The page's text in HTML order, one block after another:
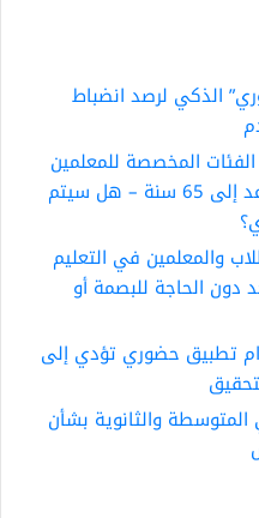
الذكي لرصد انضباط
المخصصة للمعلمين
والمعلمات لتمديد سن التقاعد إلى 65 سنة – هل سيتم
والمعلمين في التعليم
دون الحاجة للبصمة أو
تطبيق حضوري تؤدي إلى
والثانوية بشأن